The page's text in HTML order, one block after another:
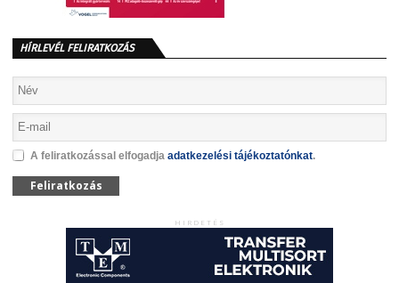
HÍRLEVÉL FELIRATKOZÁS
A feliratkozással elfogadja adatkezelési tájékoztatónkat.
Feliratkozás
HIRDETÉS